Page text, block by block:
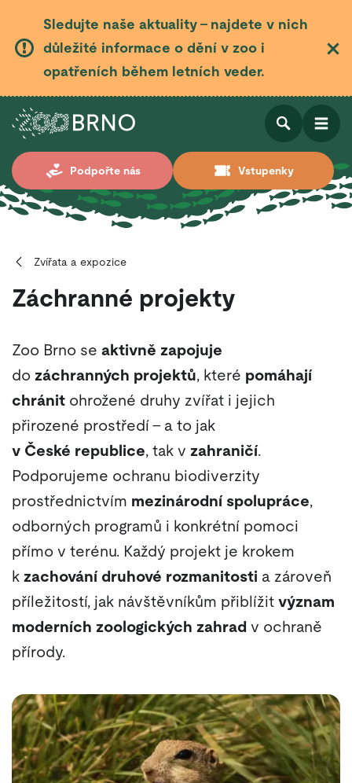
Sledujte naše aktuality – najdete v nich
důležité informace o dění v zoo i
opatřeních během letních veder.
Podpořte nás Vstupenky
Otevřít
Otevřít
Zvířata a expozice
Záchranné projekty
Zoo Brno se aktivně zapojuje
do záchranných projektů, které pomáhají
chránit ohrožené druhy zvířat i jejich
přirozené prostředí – a to jak
v České republice, tak v zahraničí.
Podporujeme ochranu biodiverzity
prostřednictvím mezinárodní spolupráce,
odborných programů i konkrétní pomoci
přímo v terénu. Každý projekt je krokem
k zachování druhové rozmanitosti a zároveň
příležitostí, jak návštěvníkům přiblížit význam
moderních zoologických zahrad v ochraně
přírody.